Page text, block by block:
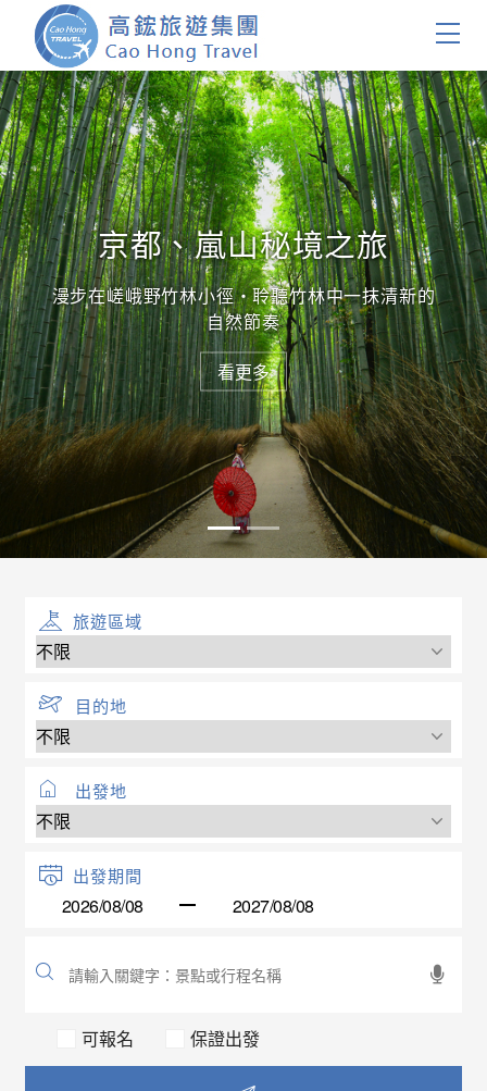
首頁
團體旅遊
國內旅遊
證件簽證
關於我們
客製服務
會員登入
京都、嵐山秘境之旅
漫步在嵯峨野竹林小徑・聆聽竹林中一抹清新的
自然節奏
看更多
旅遊區域
目的地
出發地
出發期間
可報名 保證出發